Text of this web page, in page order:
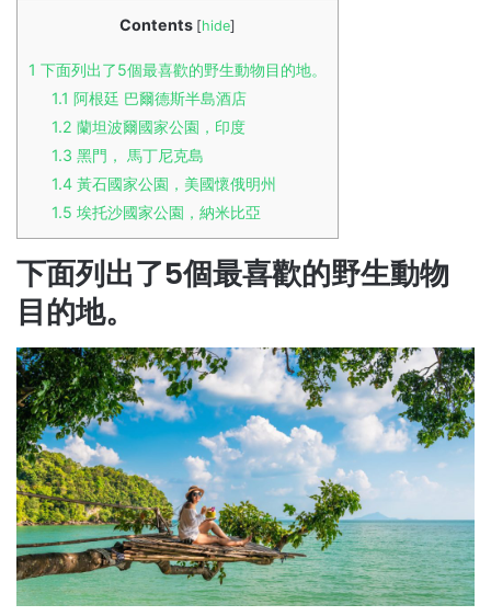
Contents [hide]
1 下面列出了5個最喜歡的野生動物目的地。
1.1 阿根廷 巴爾德斯半島酒店
1.2 蘭坦波爾國家公園，印度
1.3 黑門， 馬丁尼克島
1.4 黃石國家公園，美國懷俄明州
1.5 埃托沙國家公園，納米比亞
下面列出了5個最喜歡的野生動物
目的地。